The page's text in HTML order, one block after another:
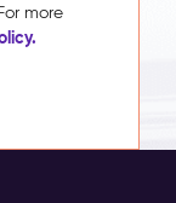
more